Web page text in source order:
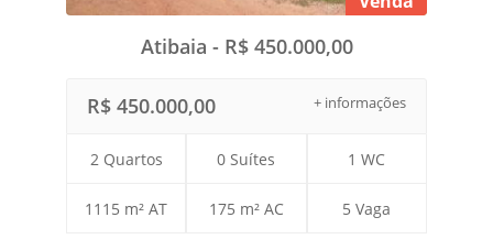
Atibaia - R$ 450.000,00
+ informações
R$ 450.000,00
2 Quartos 0 Suítes 1 WC
1115 m² AT 175 m² AC 5 Vaga